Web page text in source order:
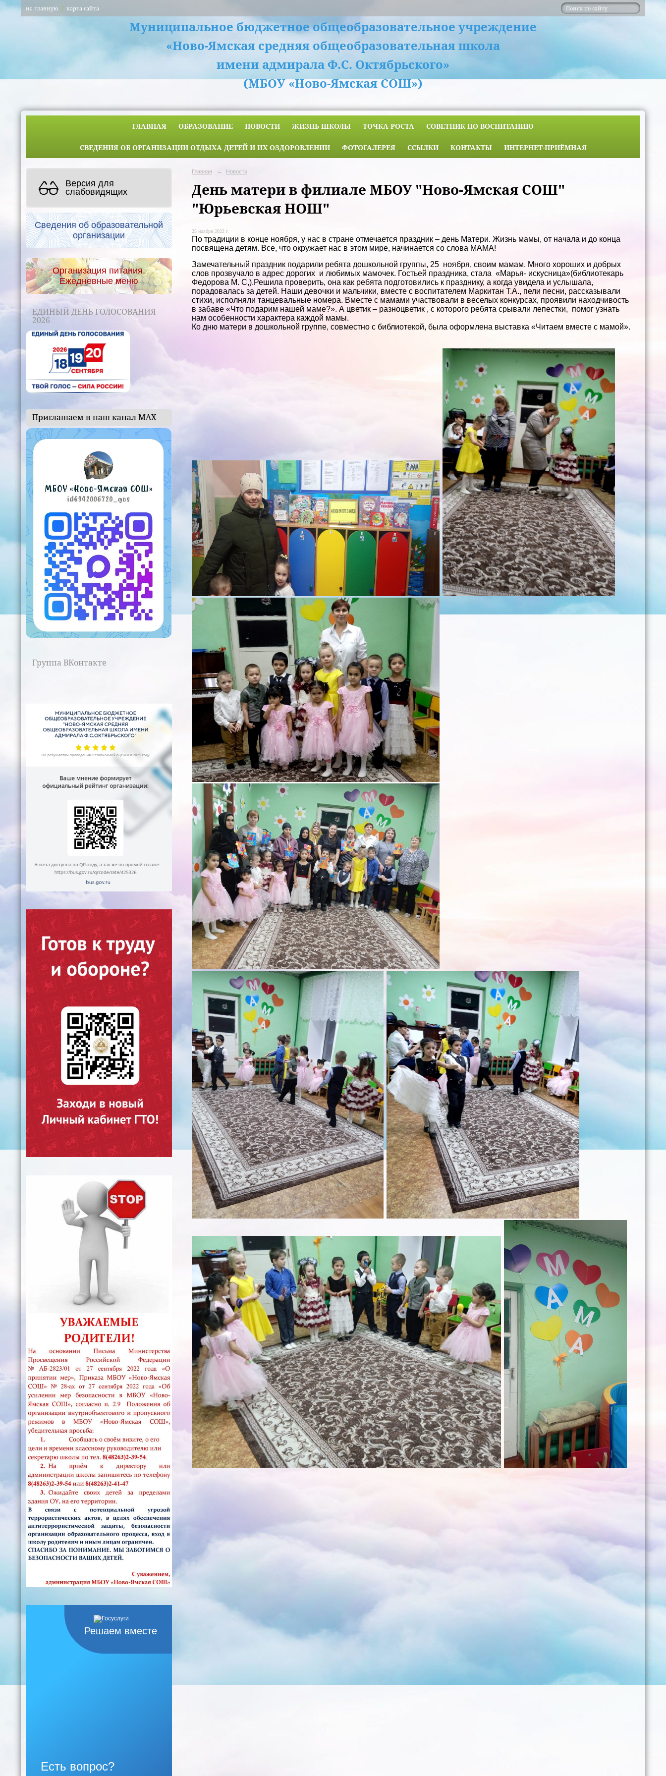
на главную карта сайта
Муниципальное бюджетное общеобразовательное учреждение
«Ново-Ямская средняя общеобразовательная школа
имени адмирала Ф.С. Октябрьского»
(МБОУ «Ново-Ямская СОШ»)
ГЛАВНАЯ ОБРАЗОВАНИЕ НОВОСТИ ЖИЗНЬ ШКОЛЫ ТОЧКА РОСТА СОВЕТНИК ПО ВОСПИТАНИЮ
СВЕДЕНИЯ ОБ ОРГАНИЗАЦИИ ОТДЫХА ДЕТЕЙ И ИХ ОЗДОРОВЛЕНИИ ФОТОГАЛЕРЕЯ ССЫЛКИ КОНТАКТЫ ИНТЕРНЕТ-ПРИЁМНАЯ
Версия для
слабовидящих
Сведения об образовательной
организации
Организация питания.
Ежедневные меню
ЕДИНЫЙ ДЕНЬ ГОЛОСОВАНИЯ
2026
Приглашаем в наш канал МАХ
Группа ВКонтакте
Решаем вместе
Есть вопрос?
Главная → Новости
День матери в филиале МБОУ "Ново-Ямская СОШ"
"Юрьевская НОШ"
25 ноября 2022 г.
По традиции в конце ноября, у нас в стране отмечается праздник – день Матери. Жизнь мамы, от начала и до конца
посвящена детям. Все, что окружает нас в этом мире, начинается со слова МАМА!
Замечательный праздник подарили ребята дошкольной группы, 25 ноября, своим мамам. Много хороших и добрых
слов прозвучало в адрес дорогих и любимых мамочек. Гостьей праздника, стала «Марья- искусница»(библиотекарь
Федорова М. С,).Решила проверить, она как ребята подготовились к празднику, а когда увидела и услышала,
порадовалась за детей. Наши девочки и мальчики, вместе с воспитателем Маркитан Т.А., пели песни, рассказывали
стихи, исполняли танцевальные номера. Вместе с мамами участвовали в веселых конкурсах, проявили находчивость
в забаве «Что подарим нашей маме?». А цветик – разноцветик , с которого ребята срывали лепестки, помог узнать
нам особенности характера каждой мамы.
Ко дню матери в дошкольной группе, совместно с библиотекой, была оформлена выставка «Читаем вместе с мамой».